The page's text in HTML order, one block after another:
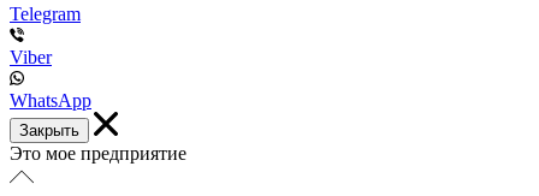
Telegram
Viber
WhatsApp
Закрыть
Это мое предприятие